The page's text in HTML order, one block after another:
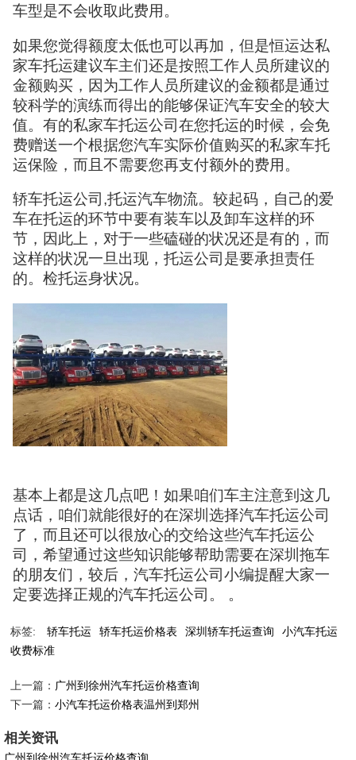
车型是不会收取此费用。
如果您觉得额度太低也可以再加，但是恒运达私
家车托运建议车主们还是按照工作人员所建议的
金额购买，因为工作人员所建议的金额都是通过
较科学的演练而得出的能够保证汽车安全的较大
值。有的私家车托运公司在您托运的时候，会免
费赠送一个根据您汽车实际价值购买的私家车托
运保险，而且不需要您再支付额外的费用。
轿车托运公司,托运汽车物流。较起码，自己的爱
车在托运的环节中要有装车以及卸车这样的环
节，因此上，对于一些磕碰的状况还是有的，而
这样的状况一旦出现，托运公司是要承担责任
的。检托运身状况。
基本上都是这几点吧！如果咱们车主注意到这几
点话，咱们就能很好的在深圳选择汽车托运公司
了，而且还可以很放心的交给这些汽车托运公
司，希望通过这些知识能够帮助需要在深圳拖车
的朋友们，较后，汽车托运公司小编提醒大家一
定要选择正规的汽车托运公司。 。
标签: 轿车托运 轿车托运价格表 深圳轿车托运查询
小汽车托运
收费标准
上一篇： 广州到徐州汽车托运价格查询
下一篇：小汽车托运价格表温州到郑州
相关资讯